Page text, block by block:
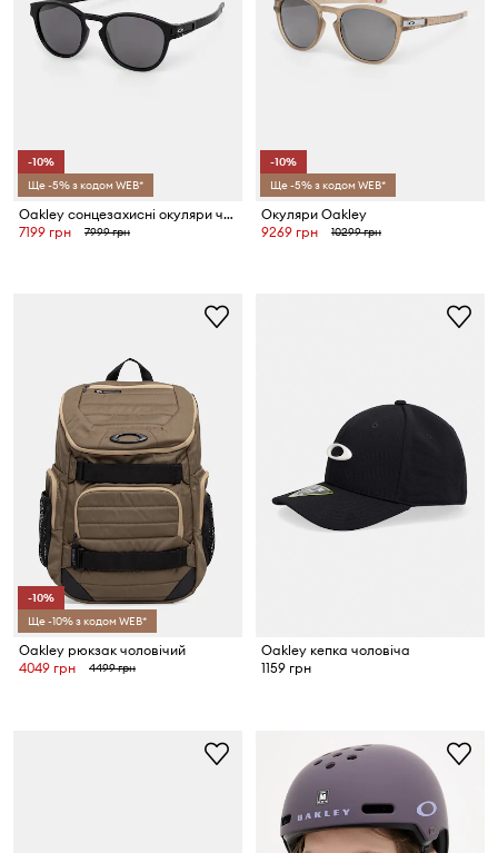
-10%
Ще -5% з кодом WEB*
Oakley сонцезахисні окуляри чоловічі
7199 грн
7999 грн
-10%
Ще -5% з кодом WEB*
Окуляри Oakley
9269 грн
10299 грн
-10%
Ще -10% з кодом WEB*
Oakley рюкзак чоловічий
4049 грн
4499 грн
Oakley кепка чоловіча
1159 грн